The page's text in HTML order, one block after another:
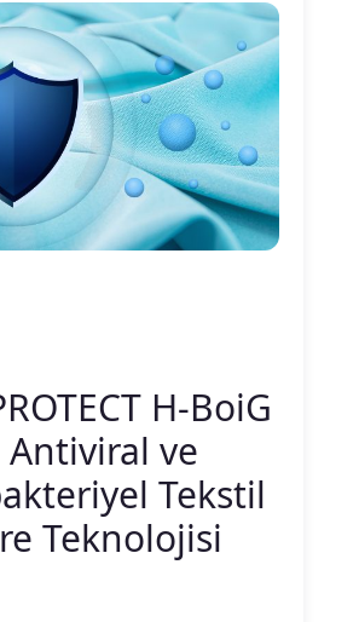
H-BoiG
ve
Tekstil
Teknolojisi